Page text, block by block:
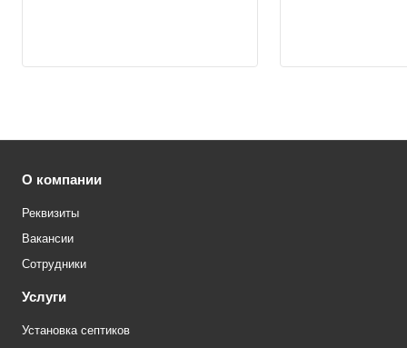
О компании
Реквизиты
Вакансии
Сотрудники
Услуги
Установка септиков